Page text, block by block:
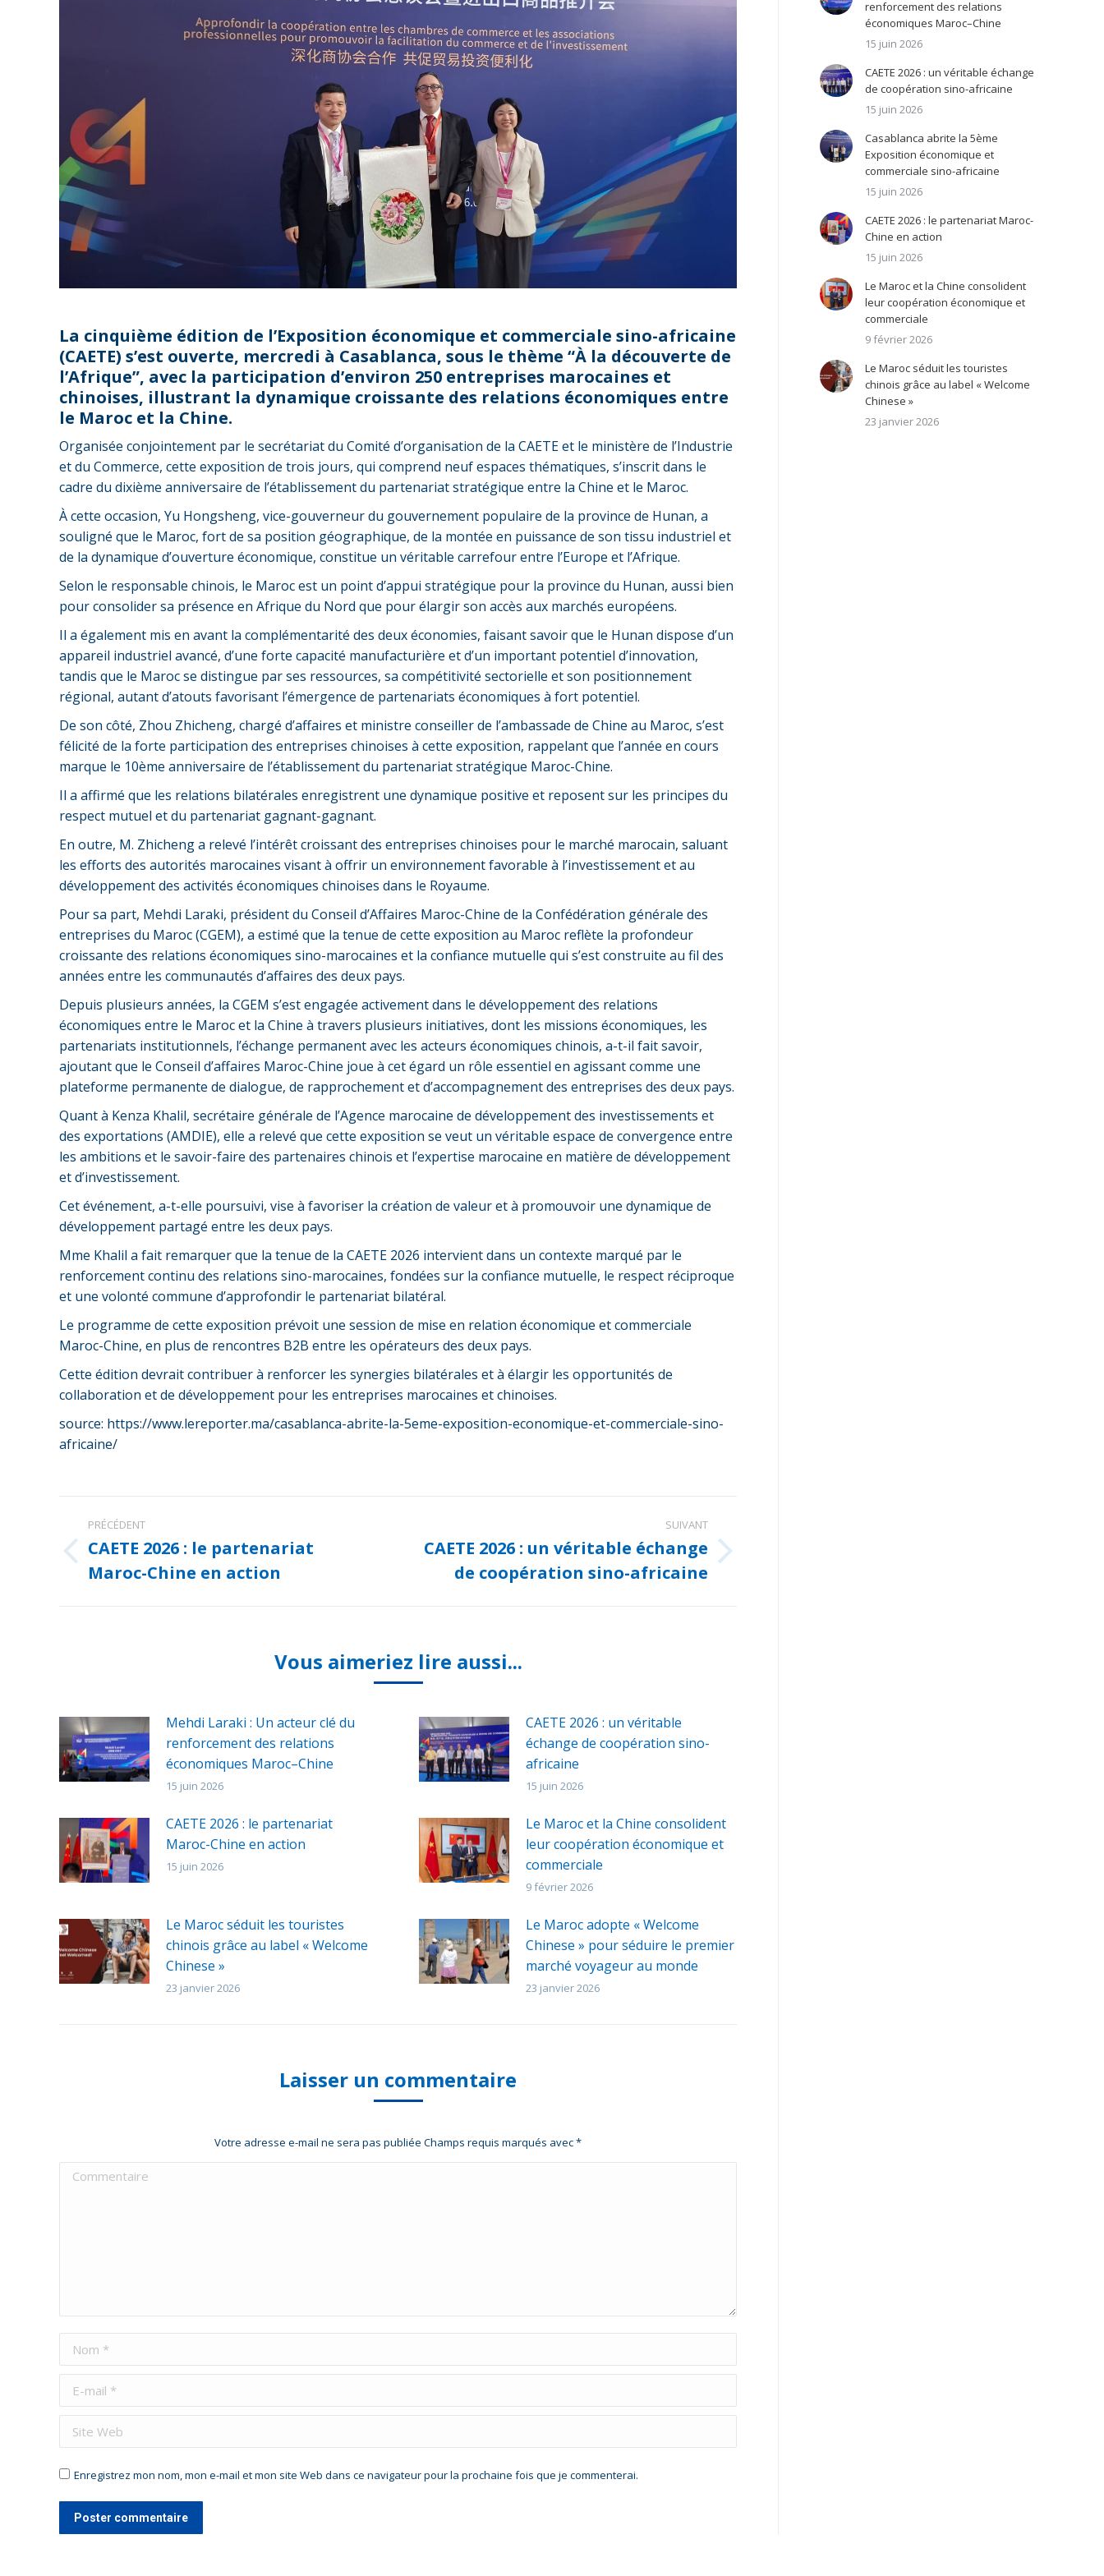
La cinquième édition de l’Exposition économique et commerciale sino-africaine
(CAETE) s’est ouverte, mercredi à Casablanca, sous le thème “À la découverte de
l’Afrique”, avec la participation d’environ 250 entreprises marocaines et
chinoises, illustrant la dynamique croissante des relations économiques entre
le Maroc et la Chine.
Organisée conjointement par le secrétariat du Comité d’organisation de la CAETE et le ministère de l’Industrie
et du Commerce, cette exposition de trois jours, qui comprend neuf espaces thématiques, s’inscrit dans le
cadre du dixième anniversaire de l’établissement du partenariat stratégique entre la Chine et le Maroc.
À cette occasion, Yu Hongsheng, vice-gouverneur du gouvernement populaire de la province de Hunan, a
souligné que le Maroc, fort de sa position géographique, de la montée en puissance de son tissu industriel et
de la dynamique d’ouverture économique, constitue un véritable carrefour entre l’Europe et l’Afrique.
Selon le responsable chinois, le Maroc est un point d’appui stratégique pour la province du Hunan, aussi bien
pour consolider sa présence en Afrique du Nord que pour élargir son accès aux marchés européens.
Il a également mis en avant la complémentarité des deux économies, faisant savoir que le Hunan dispose d’un
appareil industriel avancé, d’une forte capacité manufacturière et d’un important potentiel d’innovation,
tandis que le Maroc se distingue par ses ressources, sa compétitivité sectorielle et son positionnement
régional, autant d’atouts favorisant l’émergence de partenariats économiques à fort potentiel.
De son côté, Zhou Zhicheng, chargé d’affaires et ministre conseiller de l’ambassade de Chine au Maroc, s’est
félicité de la forte participation des entreprises chinoises à cette exposition, rappelant que l’année en cours
marque le 10ème anniversaire de l’établissement du partenariat stratégique Maroc-Chine.
Il a affirmé que les relations bilatérales enregistrent une dynamique positive et reposent sur les principes du
respect mutuel et du partenariat gagnant-gagnant.
En outre, M. Zhicheng a relevé l’intérêt croissant des entreprises chinoises pour le marché marocain, saluant
les efforts des autorités marocaines visant à offrir un environnement favorable à l’investissement et au
développement des activités économiques chinoises dans le Royaume.
Pour sa part, Mehdi Laraki, président du Conseil d’Affaires Maroc-Chine de la Confédération générale des
entreprises du Maroc (CGEM), a estimé que la tenue de cette exposition au Maroc reflète la profondeur
croissante des relations économiques sino-marocaines et la confiance mutuelle qui s’est construite au fil des
années entre les communautés d’affaires des deux pays.
Depuis plusieurs années, la CGEM s’est engagée activement dans le développement des relations
économiques entre le Maroc et la Chine à travers plusieurs initiatives, dont les missions économiques, les
partenariats institutionnels, l’échange permanent avec les acteurs économiques chinois, a-t-il fait savoir,
ajoutant que le Conseil d’affaires Maroc-Chine joue à cet égard un rôle essentiel en agissant comme une
plateforme permanente de dialogue, de rapprochement et d’accompagnement des entreprises des deux pays.
Quant à Kenza Khalil, secrétaire générale de l’Agence marocaine de développement des investissements et
des exportations (AMDIE), elle a relevé que cette exposition se veut un véritable espace de convergence entre
les ambitions et le savoir-faire des partenaires chinois et l’expertise marocaine en matière de développement
et d’investissement.
Cet événement, a-t-elle poursuivi, vise à favoriser la création de valeur et à promouvoir une dynamique de
développement partagé entre les deux pays.
Mme Khalil a fait remarquer que la tenue de la CAETE 2026 intervient dans un contexte marqué par le
renforcement continu des relations sino-marocaines, fondées sur la confiance mutuelle, le respect réciproque
et une volonté commune d’approfondir le partenariat bilatéral.
Le programme de cette exposition prévoit une session de mise en relation économique et commerciale
Maroc-Chine, en plus de rencontres B2B entre les opérateurs des deux pays.
Cette édition devrait contribuer à renforcer les synergies bilatérales et à élargir les opportunités de
collaboration et de développement pour les entreprises marocaines et chinoises.
source: https://www.lereporter.ma/casablanca-abrite-la-5eme-exposition-economique-et-commerciale-sino-
africaine/
Navigation
article
PRÉCÉDENT
Article
précédent
CAETE 2026 : le partenariat
Maroc-Chine en action
SUIVANT
Article
suivant
CAETE 2026 : un véritable échange
de coopération sino-africaine
Vous aimeriez lire aussi...
Mehdi Laraki : Un acteur clé du
renforcement des relations
économiques Maroc–Chine
15 juin 2026
CAETE 2026 : un véritable
échange de coopération sino-
africaine
15 juin 2026
CAETE 2026 : le partenariat
Maroc-Chine en action
15 juin 2026
Le Maroc et la Chine consolident
leur coopération économique et
commerciale
9 février 2026
Le Maroc séduit les touristes
chinois grâce au label « Welcome
Chinese »
23 janvier 2026
Le Maroc adopte « Welcome
Chinese » pour séduire le premier
marché voyageur au monde
23 janvier 2026
Laisser un commentaire
Votre adresse e-mail ne sera pas publiée Champs requis marqués avec*
Commentaire
Nom *
E-mail *
Site Web
Enregistrez mon nom, mon e-mail et mon site Web dans ce navigateur pour la prochaine fois que je commenterai.
Poster commentaire
renforcement des relations
économiques Maroc–Chine
15 juin 2026
CAETE 2026 : un véritable échange
de coopération sino-africaine
15 juin 2026
Casablanca abrite la 5ème
Exposition économique et
commerciale sino-africaine
15 juin 2026
CAETE 2026 : le partenariat Maroc-
Chine en action
15 juin 2026
Le Maroc et la Chine consolident
leur coopération économique et
commerciale
9 février 2026
Le Maroc séduit les touristes
chinois grâce au label « Welcome
Chinese »
23 janvier 2026